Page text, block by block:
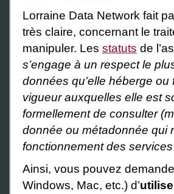
Lorraine Data Network fait
très claire, concernant le
manipuler. Les statuts de
s’engage à un respect le
données qu’elle héberge
vigueur auxquelles elle est
formellement de consulter
donnée ou métadonnée qui
fonctionnement des services
Ainsi, vous pouvez
Windows, Mac, etc.) d’